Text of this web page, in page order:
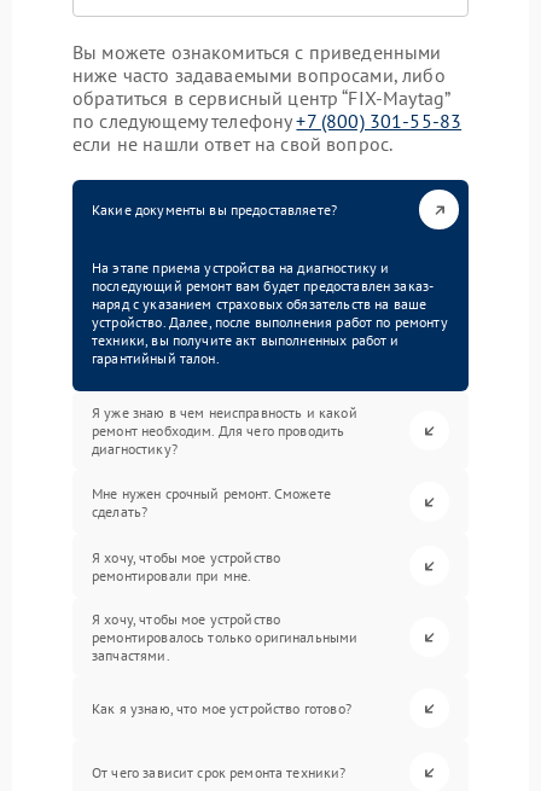
Вы можете ознакомиться с приведенными
ниже часто задаваемыми вопросами, либо
обратиться в сервисный центр “FIX-Maytag”
по следующему телефону+7 (800) 301-55-83
если не нашли ответ на свой вопрос.
Какие документы вы предоставляете?
На этапе приема устройства на диагностику и
последующий ремонт вам будет предоставлен заказ-
наряд с указанием страховых обязательств на ваше
устройство. Далее, после выполнения работ по ремонту
техники, вы получите акт выполненных работ и
гарантийный талон.
Я уже знаю в чем неисправность и какой
ремонт необходим. Для чего проводить
диагностику?
Мне нужен срочный ремонт. Сможете
сделать?
Я хочу, чтобы мое устройство
ремонтировали при мне.
Я хочу, чтобы мое устройство
ремонтировалось только оригинальными
запчастями.
Как я узнаю, что мое устройство готово?
От чего зависит срок ремонта техники?